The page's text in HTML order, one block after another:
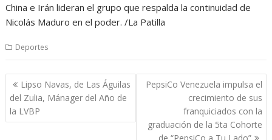
China e Irán lideran el grupo que respalda la continuidad de
Nicolás Maduro en el poder. /La Patilla
Deportes
Navegación
de
entradas
Lipso Navas, de Las Águilas
del Zulia, Mánager del Año de
la LVBP
PepsiCo Venezuela impulsa el
crecimiento de sus
franquiciados con la
graduación de la 5ta Cohorte